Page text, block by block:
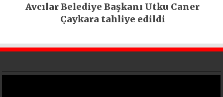
Avcılar Belediye Başkanı Utku Caner
Çaykara tahliye edildi